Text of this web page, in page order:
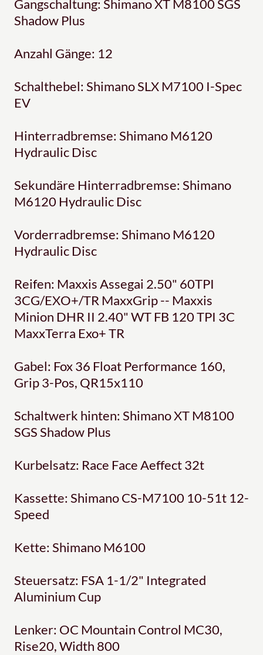
Gangschaltung: Shimano XT M8100 SGS
Shadow Plus
Anzahl Gänge: 12
Schalthebel: Shimano SLX M7100 I-Spec
EV
Hinterradbremse: Shimano M6120
Hydraulic Disc
Sekundäre Hinterradbremse: Shimano
M6120 Hydraulic Disc
Vorderradbremse: Shimano M6120
Hydraulic Disc
Reifen: Maxxis Assegai 2.50" 60TPI
3CG/EXO+/TR MaxxGrip -- Maxxis
Minion DHR II 2.40" WT FB 120 TPI 3C
MaxxTerra Exo+ TR
Gabel: Fox 36 Float Performance 160,
Grip 3-Pos, QR15x110
Schaltwerk hinten: Shimano XT M8100
SGS Shadow Plus
Kurbelsatz: Race Face Aeffect 32t
Kassette: Shimano CS-M7100 10-51t 12-
Speed
Kette: Shimano M6100
Steuersatz: FSA 1-1/2" Integrated
Aluminium Cup
Lenker: OC Mountain Control MC30,
Rise20, Width 800